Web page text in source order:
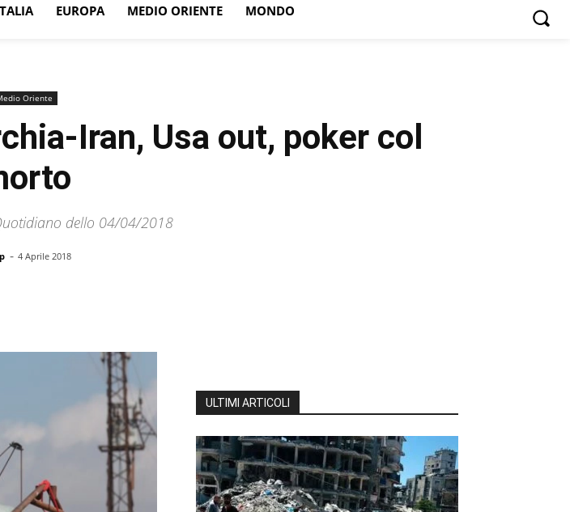
EUROPA MEDIO ORIENTE
MONDO
Oriente
Iran, Usa out, poker col
dello 04/04/2018
- 4 Aprile 2018
ULTIMI ARTICOLI